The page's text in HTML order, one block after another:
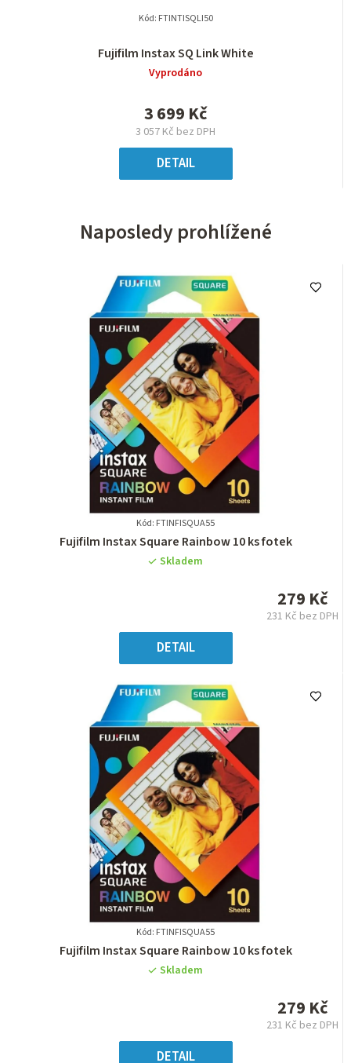
Fujifilm Instax SQ Link White
Vyprodáno
3 057 Kč bez DPH
3 699 Kč
DETAIL
Kód: FTINTISQLI50
Naposledy prohlížené
Kód: FTINFISQUA55
Průměrné
hodnocení
5
hvězdiček.
Fujifilm Instax Square Rainbow 10 ks fotek
Skladem
279 Kč
231 Kč bez DPH
DETAIL
Kód: FTINFISQUA55
Průměrné
hodnocení
5
Fujifilm Instax Square Rainbow 10 ks fotek
Skladem
279 Kč
231 Kč bez DPH
DETAIL